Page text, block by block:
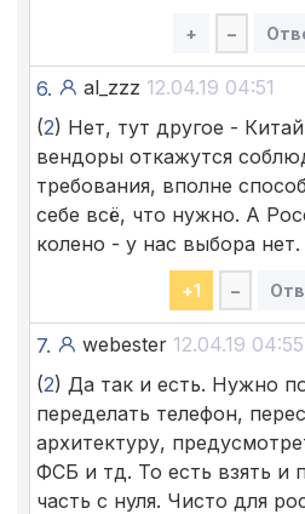
+ –
6. al_zzz 12.04.19 04:51
(2) Нет, тут другое -
вендоры откажутся
требования, вполне
себе всё, что нужно. А
колено - у нас выбора нет.
+1 –
7. webester 12.04.19 04:55
(2) Да так и есть. Нужно
переделать телефон,
архитектуру,
ФСБ и тд. То есть взять и
часть с нуля. Чисто для